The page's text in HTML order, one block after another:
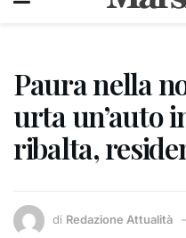
Paura nella
urta un’auto
ribalta,
di Redazione Attualità